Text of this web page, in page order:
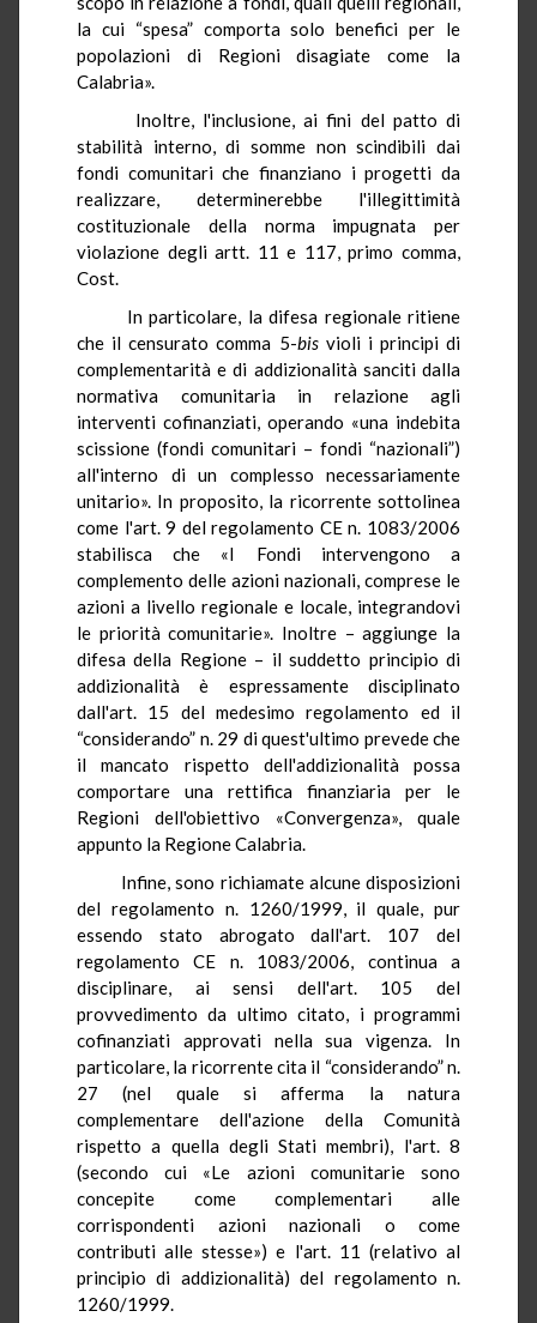
la cui “spesa” comporta solo benefici per le
popolazioni di Regioni disagiate come la
Calabria».
Inoltre, l'inclusione, ai fini del patto di
stabilità interno, di somme non scindibili dai
fondi comunitari che finanziano i progetti da
realizzare, determinerebbe l'illegittimità
costituzionale della norma impugnata per
violazione degli artt. 11 e 117, primo comma,
Cost.
In particolare, la difesa regionale ritiene
che il censurato comma 5-bisvioli i principi di
complementarità e di addizionalità sanciti dalla
normativa comunitaria in relazione agli
interventi cofinanziati, operando «una indebita
scissione (fondi comunitari – fondi “nazionali”)
all'interno di un complesso necessariamente
unitario». In proposito, la ricorrente sottolinea
come l'art. 9 del regolamento CE n. 1083/2006
stabilisca che «I Fondi intervengono a
complemento delle azioni nazionali, comprese le
azioni a livello regionale e locale, integrandovi
le priorità comunitarie». Inoltre – aggiunge la
difesa della Regione – il suddetto principio di
addizionalità è espressamente disciplinato
dall'art. 15 del medesimo regolamento ed il
“considerando” n. 29 di quest'ultimo prevede che
il mancato rispetto dell'addizionalità possa
comportare una rettifica finanziaria per le
Regioni dell'obiettivo «Convergenza», quale
appunto la Regione Calabria.
Infine, sono richiamate alcune disposizioni
del regolamento n. 1260/1999, il quale, pur
essendo stato abrogato dall'art. 107 del
regolamento CE n. 1083/2006, continua a
disciplinare, ai sensi dell'art. 105 del
provvedimento da ultimo citato, i programmi
cofinanziati approvati nella sua vigenza. In
particolare, la ricorrente cita il “considerando” n.
27 (nel quale si afferma la natura
complementare dell'azione della Comunità
rispetto a quella degli Stati membri), l'art. 8
(secondo cui «Le azioni comunitarie sono
concepite come complementari alle
corrispondenti azioni nazionali o come
contributi alle stesse») e l'art. 11 (relativo al
principio di addizionalità) del regolamento n.
1260/1999.